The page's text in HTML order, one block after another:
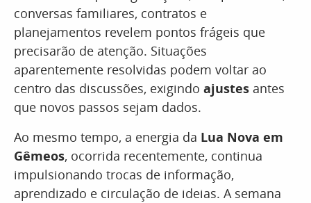
conversas familiares, contratos e
planejamentos revelem pontos frágeis que
precisarão de atenção. Situações
aparentemente resolvidas podem voltar ao
centro das discussões, exigindo ajustes antes
que novos passos sejam dados.
Ao mesmo tempo, a energia da Lua Nova em
Gêmeos, ocorrida recentemente, continua
impulsionando trocas de informação,
aprendizado e circulação de ideias. A semana